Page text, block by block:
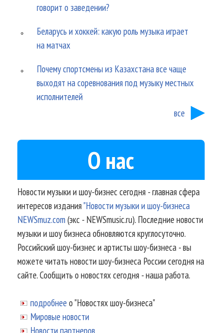
говорит о заведении?
Беларусь и хоккей: какую роль музыка играет
на матчах
Почему спортсмены из Казахстана все чаще
выходят на соревнования под музыку местных
исполнителей
все
О нас
Новости музыки и шоу-бизнес сегодня - главная сфера
интересов издания"Новости музыки и шоу-бизнеса
NEWSmuz.com(экс - NEWSmusic.ru). Последние новости
музыки и шоу бизнеса обновляются круглосуточно.
Российский шоу-бизнес и артисты шоу-бизнеса - вы
можете читать новости шоу-бизнеса России сегодня на
сайте. Сообщить о новостях сегодня - наша работа.
подробнее о "Новостях шоу-бизнеса"
Мировые новости
Новости партнеров